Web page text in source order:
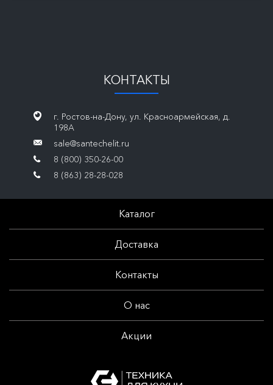
КОНТАКТЫ
г. Ростов-на-Дону, ул. Красноармейская, д.
198А
sale@santechelit.ru
8 (800) 350-26-00
8 (863) 28-28-028
Каталог
Доставка
Контакты
О нас
Акции